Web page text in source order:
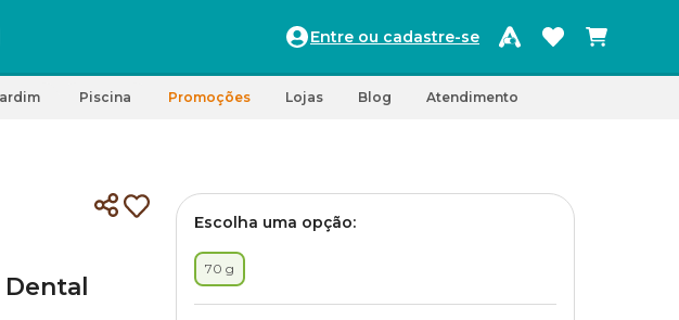
Entre ou cadastre-se
Piscina Promoções Lojas Blog Atendimento
Escolha uma opção:
70 g